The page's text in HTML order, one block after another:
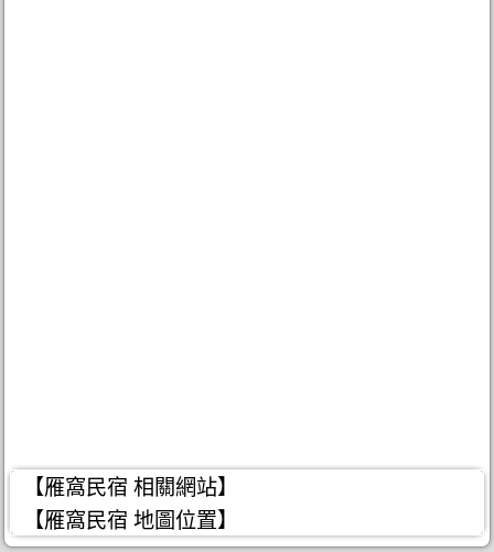
【雁窩民宿 相關網站】
【雁窩民宿 地圖位置】